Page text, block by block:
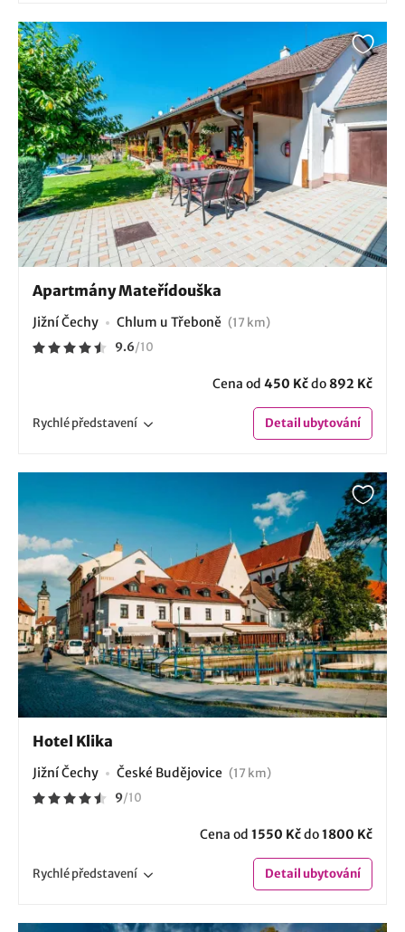
Apartmány Mateřídouška
Jižní Čechy Chlum u Třeboně (17 km)
9.6/10
Cena od 450 Kčdo 892 Kč
Rychlépředstavení Detailubytování
Hotel Klika
Jižní Čechy České Budějovice (17 km)
9/10
Cena od 1550 Kčdo1800 Kč
Rychlépředstavení Detailubytování